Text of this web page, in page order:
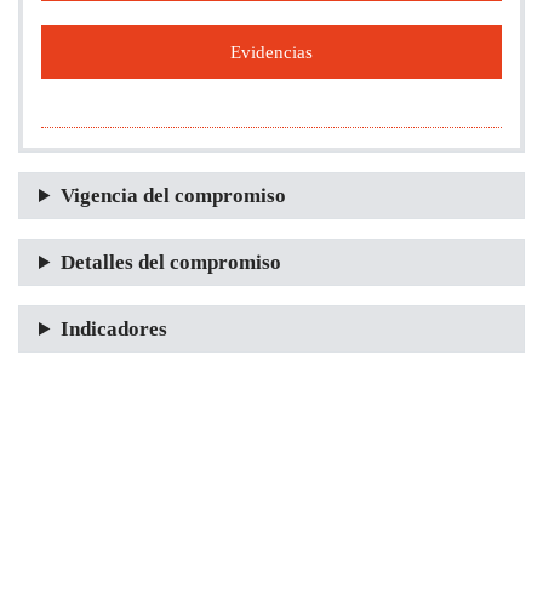
Evidencias
Vigencia del compromiso
Detalles del compromiso
Indicadores